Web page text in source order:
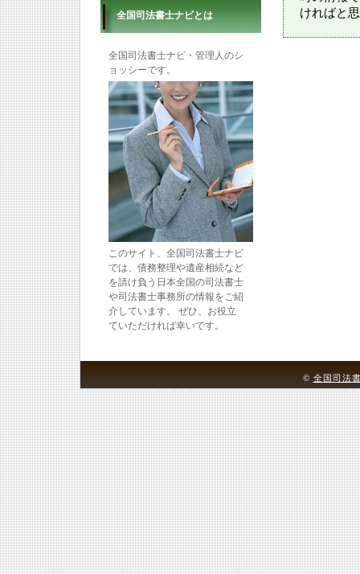
ければと
全国司法書士ナビとは
全国司法書士ナビ・管理人のシ
ョッシーです。
このサイト、全国司法書士ナビ
では、債務整理や遺産相続など
を請け負う日本全国の司法書士
や司法書士事務所の情報をご紹
介しています。 ぜひ、お役立
ていただければ幸いです。
© 全国司法